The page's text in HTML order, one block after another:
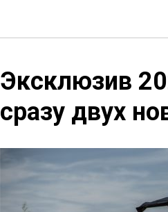
Эксклюзив
сразу двух